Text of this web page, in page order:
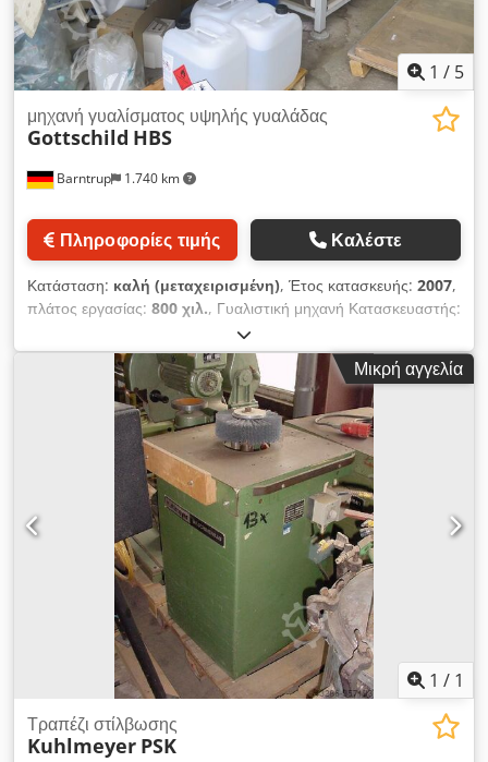
1 / 5
Barntrup 1.740 km
μηχανή γυαλίσματος υψηλής γυαλάδας
Gottschild HBS
Πληροφορίες τιμής Καλέστε
Κατάσταση: καλή (μεταχειρισμένη), Έτος κατασκευής: 2007,
πλάτος εργασίας: 800 χιλ., Γυαλιστική μηχανή Κατασκευαστής:
Gottschild Τύπος: HBS Έτος κατασκευής: 2007 Μηχανή
γυαλίσματος υψηλής γυαλάδας, προηγουμένως
χρησιμοποιήθηκε για γυάλισμα μετώπων κουζίνας και
τμημάτων επίπλων μπάνιου Πλάτος εργασίας: 800 mm 1
γυαλιστική κεφαλή κινείται αυτόματα δεξιά – αριστερά
Κινητήρας γυαλίσματος: 0,7/0,9 kW Η περιοχή εργασίας
ανιχνεύεται μέσω αισθητήρων Crjdpsxzqrqofx Ah Uof
Μεταφορική ταινία πλάτος 820 x μήκος 1950 mm Η
μεταφορική ταινία κινείται εμπρός και πίσω Μπροστά και πίσω
από τη μεταφορική ταινία υπάρχει από ένα ράουλο διαστάσεων
B 820 mm x L 1500 mm Συνδεδεμένη ισχύς 2,2 kW / 400 V /
50 Hz Σύνδεση πεπιεσμένου αέρα 6 bar
Μικρή αγγελία
1 / 1
Τραπέζι στίλβωσης
Kuhlmeyer PSK